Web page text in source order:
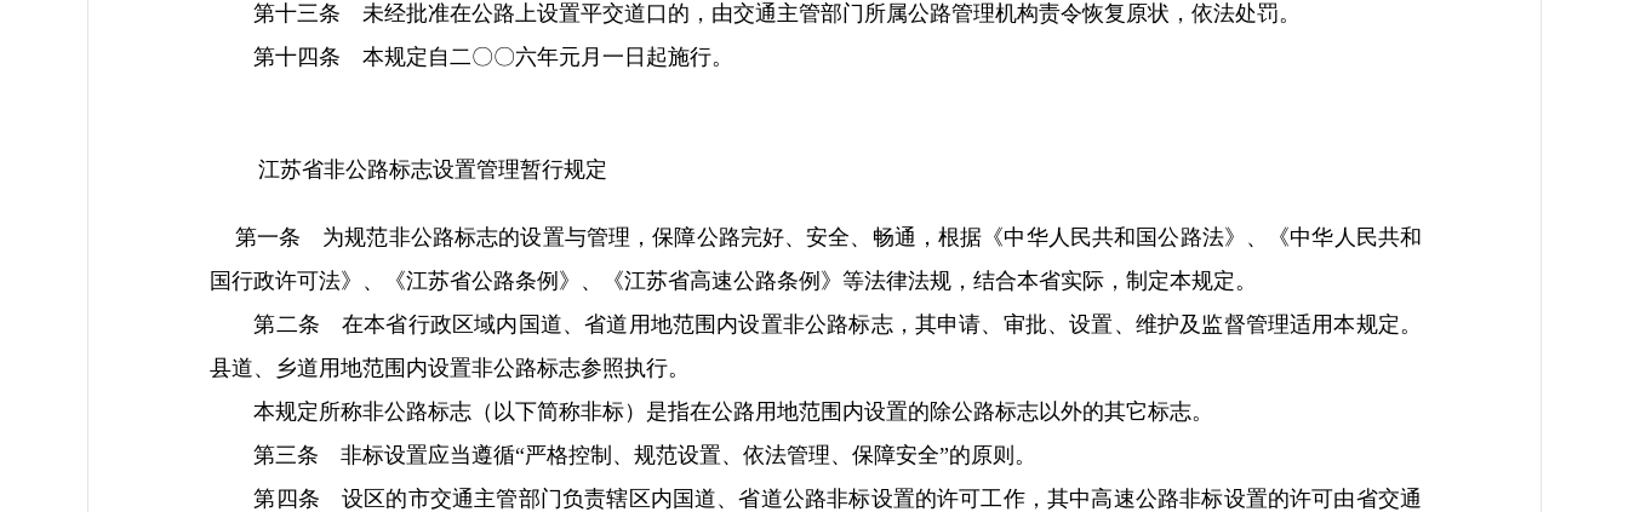
第十三条 未经批准在公路上设置平交道口的，由交通主管部门所属公路管理机构责令恢复原状，依法处罚。
第十四条 本规定自二〇〇六年元月一日起施行。
江苏省非公路标志设置管理暂行规定
第一条 为规范非公路标志的设置与管理，保障公路完好、安全、畅通，根据《中华人民共和国公路法》、《中华人民共和
国行政许可法》、《江苏省公路条例》、《江苏省高速公路条例》等法律法规，结合本省实际，制定本规定。
第二条 在本省行政区域内国道、省道用地范围内设置非公路标志，其申请、审批、设置、维护及监督管理适用本规定。
县道、乡道用地范围内设置非公路标志参照执行。
本规定所称非公路标志（以下简称非标）是指在公路用地范围内设置的除公路标志以外的其它标志。
第三条 非标设置应当遵循“严格控制、规范设置、依法管理、保障安全”的原则。
第四条 设区的市交通主管部门负责辖区内国道、省道公路非标设置的许可工作，其中高速公路非标设置的许可由省交通